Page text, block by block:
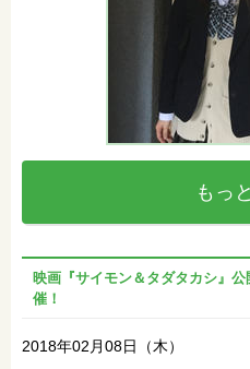
もっ
映画『サイモン＆タダタカシ』
催！
2018年02月08日（木）